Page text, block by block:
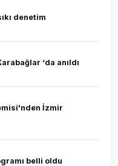
denetim
‘da anıldı
İzmir
belli oldu